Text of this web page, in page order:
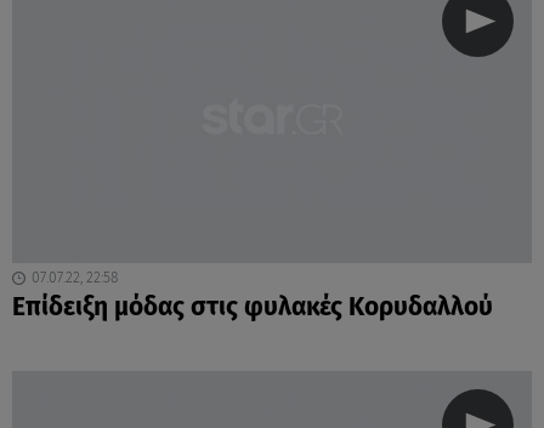
07.07.22, 22:58
Επίδειξη μόδας στις φυλακές Κορυδαλλού